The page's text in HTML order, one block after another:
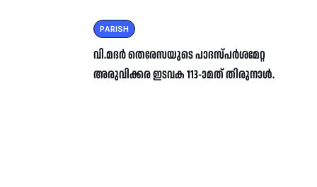
PARISH
വി.മദർ തെരേസയുടെ പാദസ്പർശമേറ്റ
അരുവിക്കര ഇടവക 113-ാമത് തിരുനാൾ.